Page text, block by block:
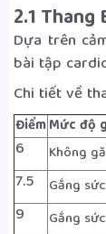
2.1
Dựa trên
bài tập
Chi tiết về
ĐiểmMức độ
6 Không
7.5 Gắng
9 Gắng